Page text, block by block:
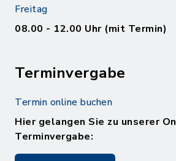
Freitag
08.00 - 12.00 Uhr (mit Termin)
Terminvergabe
Termin online buchen
Hier gelangen Sie zu unserer
Terminvergabe: